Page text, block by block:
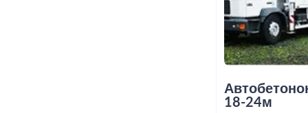
18-24м